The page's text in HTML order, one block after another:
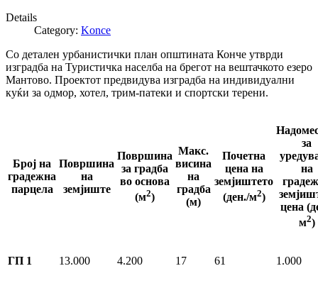
Details
Category: Konce
Со детален урбанистички план општината Конче утврди
изградба на Туристичка населба на брегот на вештачкото езеро
Мантово. Проектот предвидува изградба на индивидуални
куќи за одмор, хотел, трим-патеки и спортски терени.
Број на
градежна
парцела
Површина
на
земјиште
Површина
за градба
во основа
(м2)
Макс.
висина
на
градба
(м)
Почетна
цена на
земјиштето
(ден./м2)
за
на
цена
м2)
ГП 1 13.000 4.200 17 61 1.000